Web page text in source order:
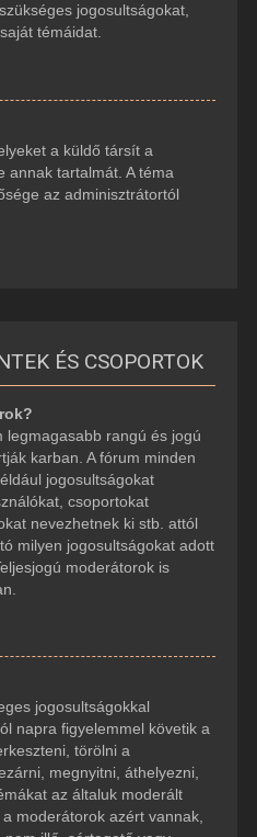
jogosultságokat,
témáidat.
a küldő társít a
annak tartalmát. A téma
az adminisztrátortól
ÉS CSOPORTOK
legmagasabb rangú és jogú
karban. A fórum minden
jogosultságokat
csoportokat
nevezhetnek ki stb. attól
milyen jogosultságokat adott
moderátorok is
jogosultságokkal
napra figyelemmel követik a
törölni a
megnyitni, áthelyezni,
az általuk moderált
moderátorok azért vannak,